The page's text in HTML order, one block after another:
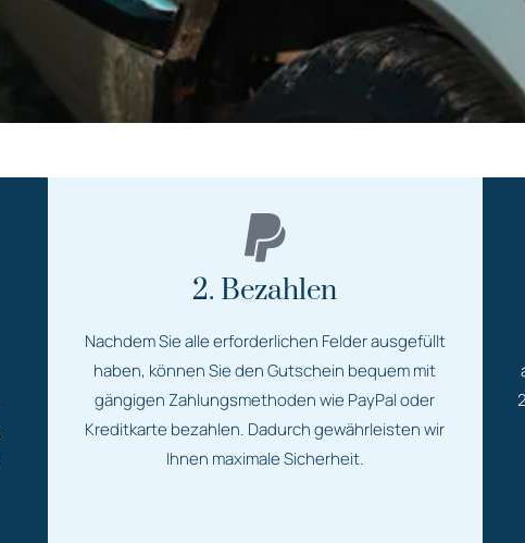
2. Bezahlen
Nachdem Sie alle erforderlichen Felder ausgefüllt
haben, können Sie den Gutschein bequem mit
gängigen Zahlungsmethoden wie PayPal oder
Kreditkarte bezahlen. Dadurch gewährleisten wir
Ihnen maximale Sicherheit.